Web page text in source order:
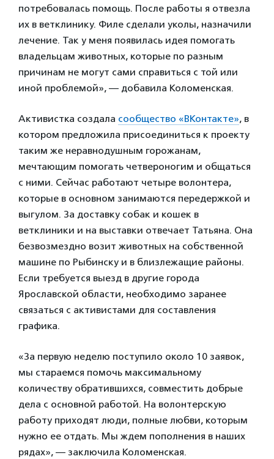
потребовалась помощь. После работы я отвезла
их в ветклинику. Филе сделали уколы, назначили
лечение. Так у меня появилась идея помогать
владельцам животных, которые по разным
причинам не могут сами справиться с той или
иной проблемой», — добавила Коломенская.
Активистка создала сообщество «ВКонтакте», в
котором предложила присоединиться к проекту
таким же неравнодушным горожанам,
мечтающим помогать четвероногим и общаться
с ними. Сейчас работают четыре волонтера,
которые в основном занимаются передержкой и
выгулом. За доставку собак и кошек в
ветклиники и на выставки отвечает Татьяна. Она
безвозмездно возит животных на собственной
машине по Рыбинску и в близлежащие районы.
Если требуется выезд в другие города
Ярославской области, необходимо заранее
связаться с активистами для составления
графика.
«За первую неделю поступило около 10 заявок,
мы стараемся помочь максимальному
количеству обратившихся, совместить добрые
дела с основной работой. На волонтерскую
работу приходят люди, полные любви, которым
нужно ее отдать. Мы ждем пополнения в наших
рядах», — заключила Коломенская.